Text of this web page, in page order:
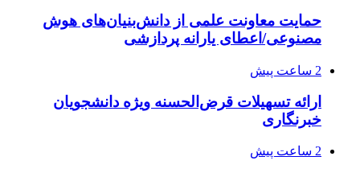
حمایت معاونت علمی از دانش‌بنیان‌های هوش
مصنوعی/اعطای یارانه پردازشی
2 ساعت پیش
ارائه تسهیلات قرض‌الحسنه ویژه دانشجویان
خبرنگاری
2 ساعت پیش